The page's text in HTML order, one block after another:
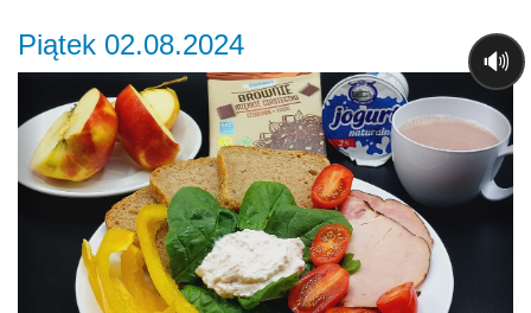
Piątek 02.08.2024
Previous
🔊